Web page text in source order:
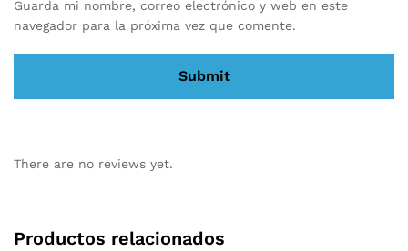
Guarda mi nombre, correo electrónico y web en este
navegador para la próxima vez que comente.
There are no reviews yet.
Productos relacionados